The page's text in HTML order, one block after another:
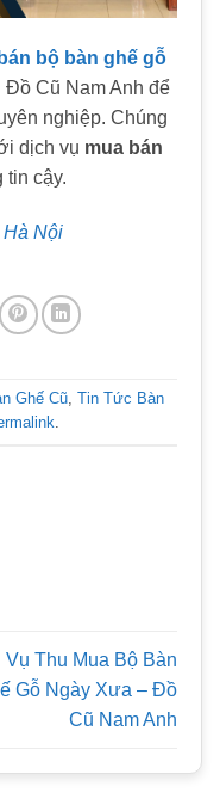
bộ bàn ghế gỗ
Đồ Cũ Nam Anh để
nghiệp. Chúng
dịch vụ mua bán
tin cậy.
Nội
Ghế Cũ, Tin Tức Bàn
.
Vụ Thu Mua Bộ Bàn
Gỗ Ngày Xưa – Đồ
Cũ Nam Anh